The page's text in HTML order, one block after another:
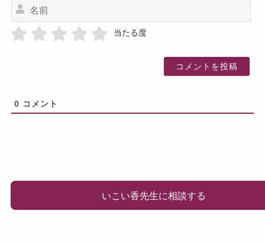
当たる度
0 コメント
いこい香先生に相談する